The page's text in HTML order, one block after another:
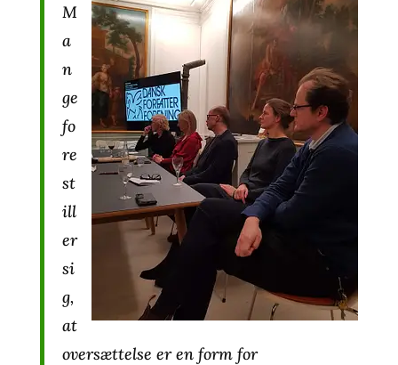
M
a
n
ge
fo
re
st
ill
er
si
g,
at
oversættelse er en form for